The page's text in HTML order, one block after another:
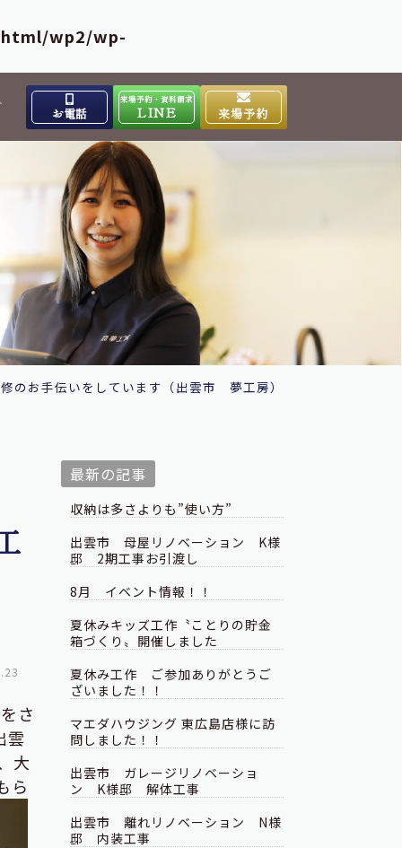
wp2/wp-
お電話
出雲高岡体感ギャラリー
0853-31-4133
9:00～17:00
水曜日
大田ショールーム
0854-86-8640
9:00～17:00
定休日 日曜日
来場予約・資料請求
LINE 来場予約
のお手伝いをしています（出雲市 夢工房）
さ
雲
大
ら
最新の記事
収納は多さよりも”使い方”
出雲市 母屋リノベーション K様
邸 2期工事お引渡し
8月 イベント情報！！
夏休みキッズ工作〝ことりの貯金
箱づくり〟開催しました
夏休み工作 ご参加ありがとうご
ざいました！！
マエダハウジング 東広島店様に訪
問しました！！
出雲市 ガレージリノベーショ
ン K様邸 解体工事
出雲市 離れリノベーション N様
邸 内装工事